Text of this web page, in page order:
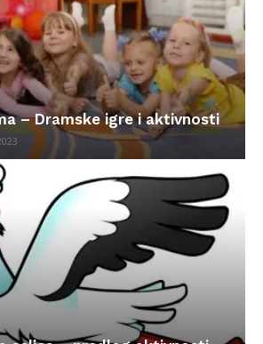
– Dramske igre i aktivnosti